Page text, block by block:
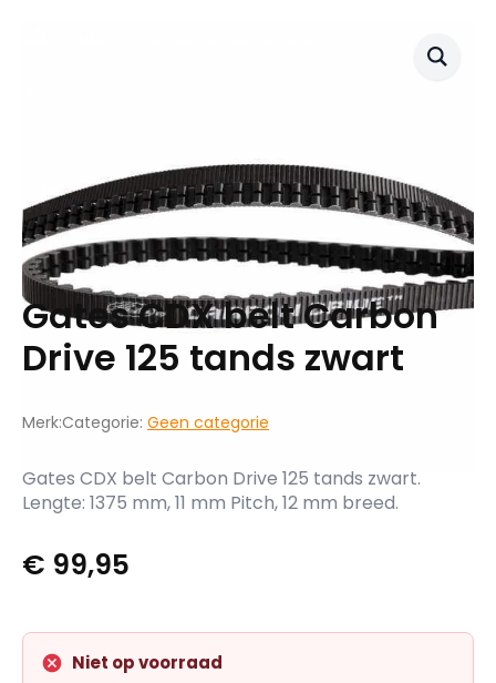
Gates CDX belt Carbon
Drive 125 tands zwart
Merk:Categorie: Geen categorie
Gates CDX belt Carbon Drive 125 tands zwart.
Lengte: 1375 mm, 11 mm Pitch, 12 mm breed.
€ 99,95
Niet op voorraad